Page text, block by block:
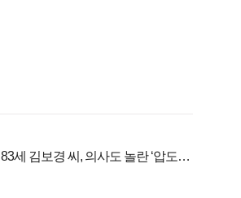
83세 김보경 씨, 의사도 놀란 ‘압도적